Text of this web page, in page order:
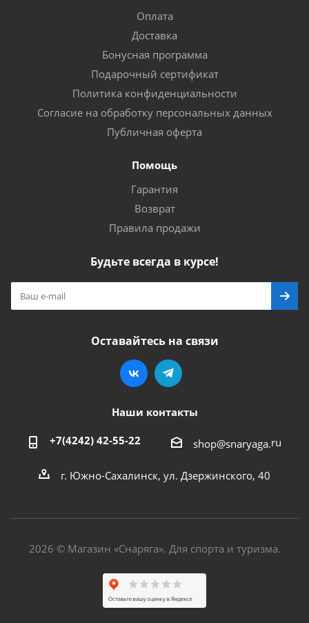
Оплата
Доставка
Бонусная программа
Подарочный сертификат
Политика конфиденциальности
Согласие на обработку персональных данных
Публичная оферта
Помощь
Гарантия
Возврат
Правила продажи
Будьте всегда в курсе!
Оставайтесь на связи
Наши контакты
+7(4242) 42-55-22 shop@snaryaga.ru
г. Южно-Сахалинск, ул. Дзержинского, 40
2026 © Магазин «Снаряга». Для спорта и туризма.